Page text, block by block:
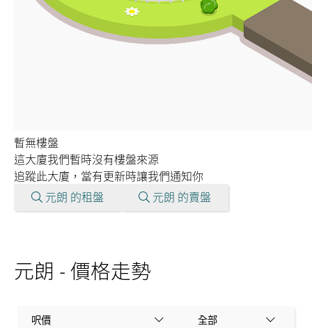
暫無樓盤
這大廈我們暫時沒有樓盤來源
追蹤此大廈，當有更新時讓我們通知你
元朗 的租盤 元朗 的賣盤
元朗 - 價格走勢
呎價 全部